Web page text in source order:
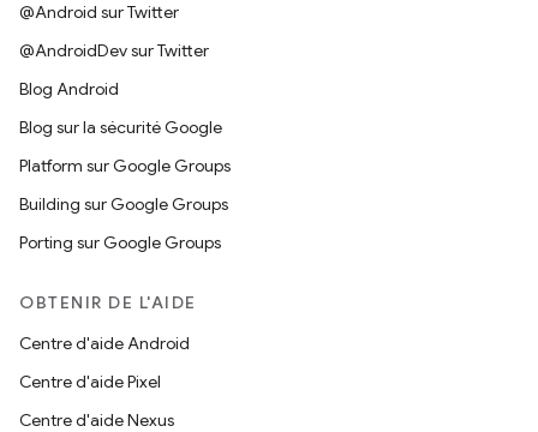
@Android sur Twitter
@AndroidDev sur Twitter
Blog Android
Blog sur la sécurité Google
Platform sur Google Groups
Building sur Google Groups
Porting sur Google Groups
OBTENIR DE L'AIDE
Centre d'aide Android
Centre d'aide Pixel
Centre d'aide Nexus